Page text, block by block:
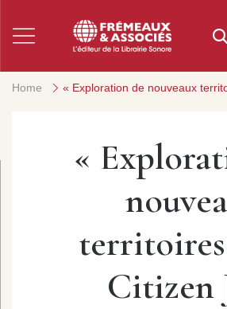
Home « Exploration de nouveaux
«
Citizen